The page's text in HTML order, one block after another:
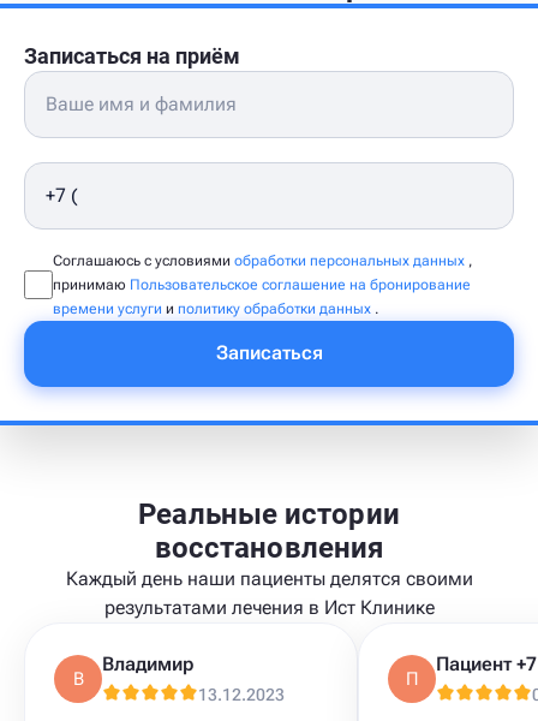
Записаться на приём
Соглашаюсь с условиями обработки персональных данных ,
принимаю Пользовательское соглашение на бронирование
времени услуги и политику обработки данных .
Записаться
Реальные истории
восстановления
Каждый день наши пациенты делятся своими
результатами лечения в Ист Клинике
В
Владимир
13.12.2023
П